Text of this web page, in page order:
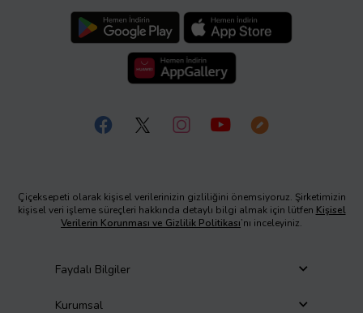
Çiçeksepeti olarak kişisel verilerinizin gizliliğini önemsiyoruz. Şirketimizin
kişisel veri işleme süreçleri hakkında detaylı bilgi almak için lütfen Kişisel
Verilerin Korunması ve Gizlilik Politikası’nı inceleyiniz.
Faydalı Bilgiler
Kurumsal